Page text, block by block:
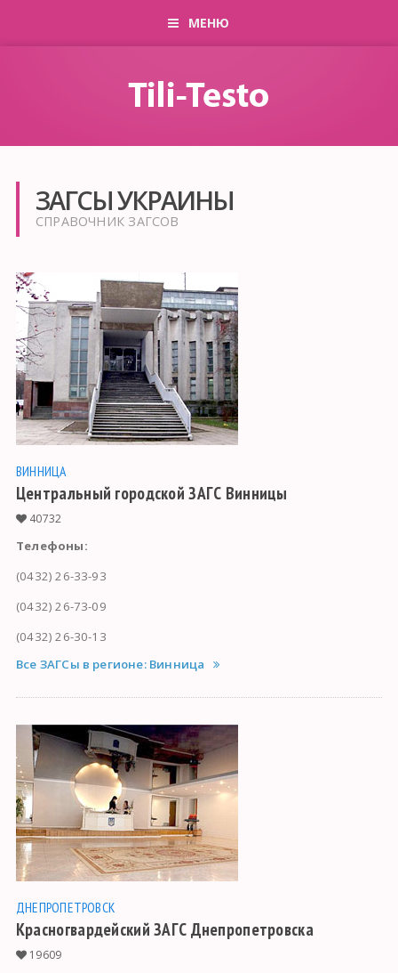
МЕНЮ
ЗАГСЫ УКРАИНЫ
СПРАВОЧНИК ЗАГСОВ
ВИННИЦА
Центральный городской ЗАГС Винницы
40732
Телефоны:
(0432) 26-33-93
(0432) 26-73-09
(0432) 26-30-13
Все ЗАГСы в регионе: Винница
ДНЕПРОПЕТРОВСК
Красногвардейский ЗАГС Днепропетровска
19609